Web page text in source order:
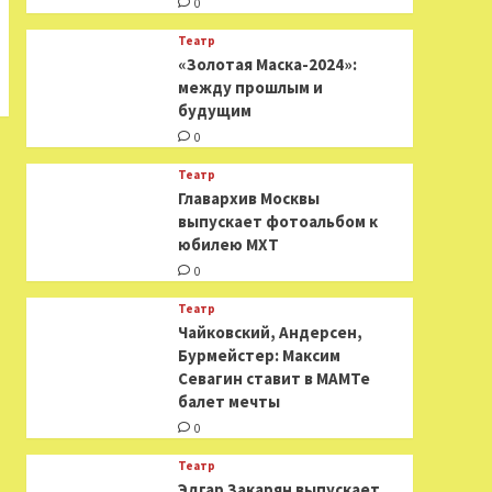
0
Театр
«Золотая Маска-2024»:
между прошлым и
будущим
0
Театр
​​Главархив Москвы
выпускает фотоальбом к
юбилею МХТ
0
Театр
​​Чайковский, Андерсен,
Бурмейстер: Максим
Севагин ставит в МАМТе
балет мечты
0
Театр